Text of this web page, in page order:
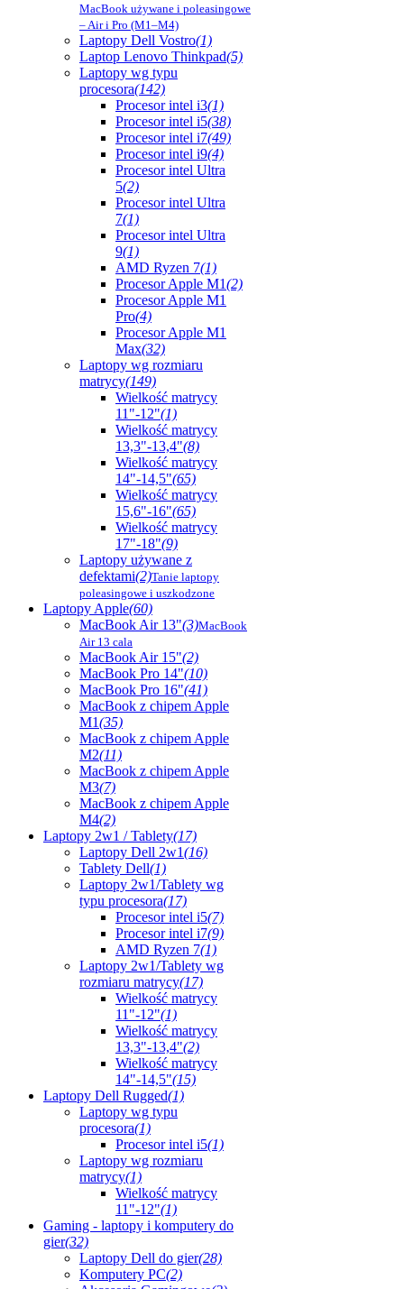
MacBook używane i poleasingowe
– Air i Pro (M1–M4)
Laptopy Dell Vostro(1)
Laptop Lenovo Thinkpad(5)
Laptopy wg typu
procesora(142)
Procesor intel i3(1)
Procesor intel i5(38)
Procesor intel i7(49)
Procesor intel i9(4)
Procesor intel Ultra
5(2)
Procesor intel Ultra
7(1)
Procesor intel Ultra
9(1)
AMD Ryzen 7(1)
Procesor Apple M1(2)
Procesor Apple M1
Pro(4)
Procesor Apple M1
Max(32)
Laptopy wg rozmiaru
matrycy(149)
Wielkość matrycy
11"-12"(1)
Wielkość matrycy
13,3"-13,4"(8)
Wielkość matrycy
14"-14,5"(65)
Wielkość matrycy
15,6"-16"(65)
Wielkość matrycy
17"-18"(9)
Laptopy używane z
defektami(2)Tanie laptopy
poleasingowe i uszkodzone
Laptopy Apple(60)
MacBook Air 13"(3)MacBook
Air 13 cala
MacBook Air 15"(2)
MacBook Pro 14"(10)
MacBook Pro 16"(41)
MacBook z chipem Apple
M1(35)
MacBook z chipem Apple
M2(11)
MacBook z chipem Apple
M3(7)
MacBook z chipem Apple
M4(2)
Laptopy 2w1 / Tablety(17)
Laptopy Dell 2w1(16)
Tablety Dell(1)
Laptopy 2w1/Tablety wg
typu procesora(17)
Procesor intel i5(7)
Procesor intel i7(9)
AMD Ryzen 7(1)
Laptopy 2w1/Tablety wg
rozmiaru matrycy(17)
Wielkość matrycy
11"-12"(1)
Wielkość matrycy
13,3"-13,4"(2)
Wielkość matrycy
14"-14,5"(15)
Laptopy Dell Rugged(1)
Laptopy wg typu
procesora(1)
Procesor intel i5(1)
Laptopy wg rozmiaru
matrycy(1)
Wielkość matrycy
11"-12"(1)
Gaming - laptopy i komputery do
gier(32)
Laptopy Dell do gier(28)
Komputery PC(2)